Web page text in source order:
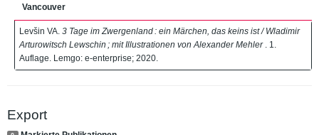
Vancouver
Levšin VA. 3 Tage im Zwergenland : ein Märchen, das keins ist / Wladimir
Arturowitsch Lewschin ; mit Illustrationen von Alexander Mehler
. 1.
Auflage. Lemgo: e-enterprise; 2020.
Export